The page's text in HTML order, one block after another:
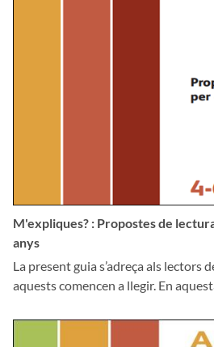
M'expliques? : Propostes de
anys
La present guia s’adreça als lectors
aquests comencen a llegir. En